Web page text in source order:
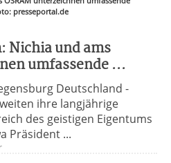
presseportal.de
Nichia und ams
umfassende ...
Deutschland -
ihre langjährige
des geistigen Eigentums
Präsident ...